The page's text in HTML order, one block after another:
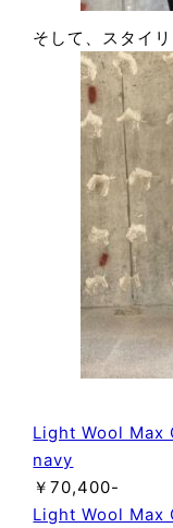
そして、スタイ
Light Wool Max
navy
￥70,400-
Light Wool Max